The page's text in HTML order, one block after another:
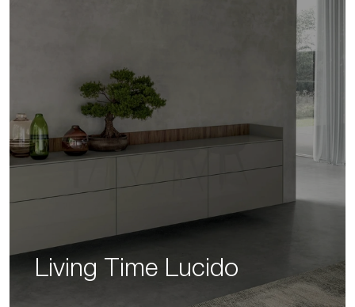
Living Time Lucido